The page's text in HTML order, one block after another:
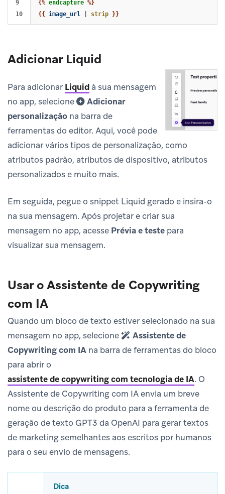
9
{% endcapture %}
{{ image_url strip }}
Adicionar Liquid
Para adicionar Liquid à sua mensagem
no app, selecione
Adicionar
personalização na barra de
ferramentas do editor. Aqui, você pode
adicionar vários tipos de personalização, como
atributos padrão, atributos de dispositivo, atributos
personalizados e muito mais.
Em seguida, pegue o snippet Liquid gerado e insira-o
na sua mensagem. Após projetar e criar sua
mensagem no app, acesse Prévia e teste para
visualizar sua mensagem.
Usar o Assistente de Copywriting
com IA
Quando um bloco de texto estiver selecionado na sua
mensagem no app, selecione
Assistente de
Copywriting com IA na barra de ferramentas do bloco
para abrir o
assistente de copywriting com tecnologia de IA. O
Assistente de Copywriting com IA envia um breve
nome ou descrição do produto para a ferramenta de
geração de texto GPT3 da OpenAI para gerar textos
de marketing semelhantes aos escritos por humanos
para o seu envio de mensagens.
Dica